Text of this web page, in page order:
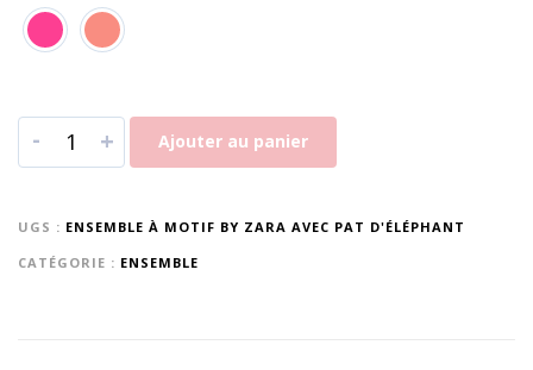
- + Ajouter au panier
UGS : ENSEMBLE À MOTIF BY ZARA AVEC PAT D'ÉLÉPHANT
CATÉGORIE : ENSEMBLE